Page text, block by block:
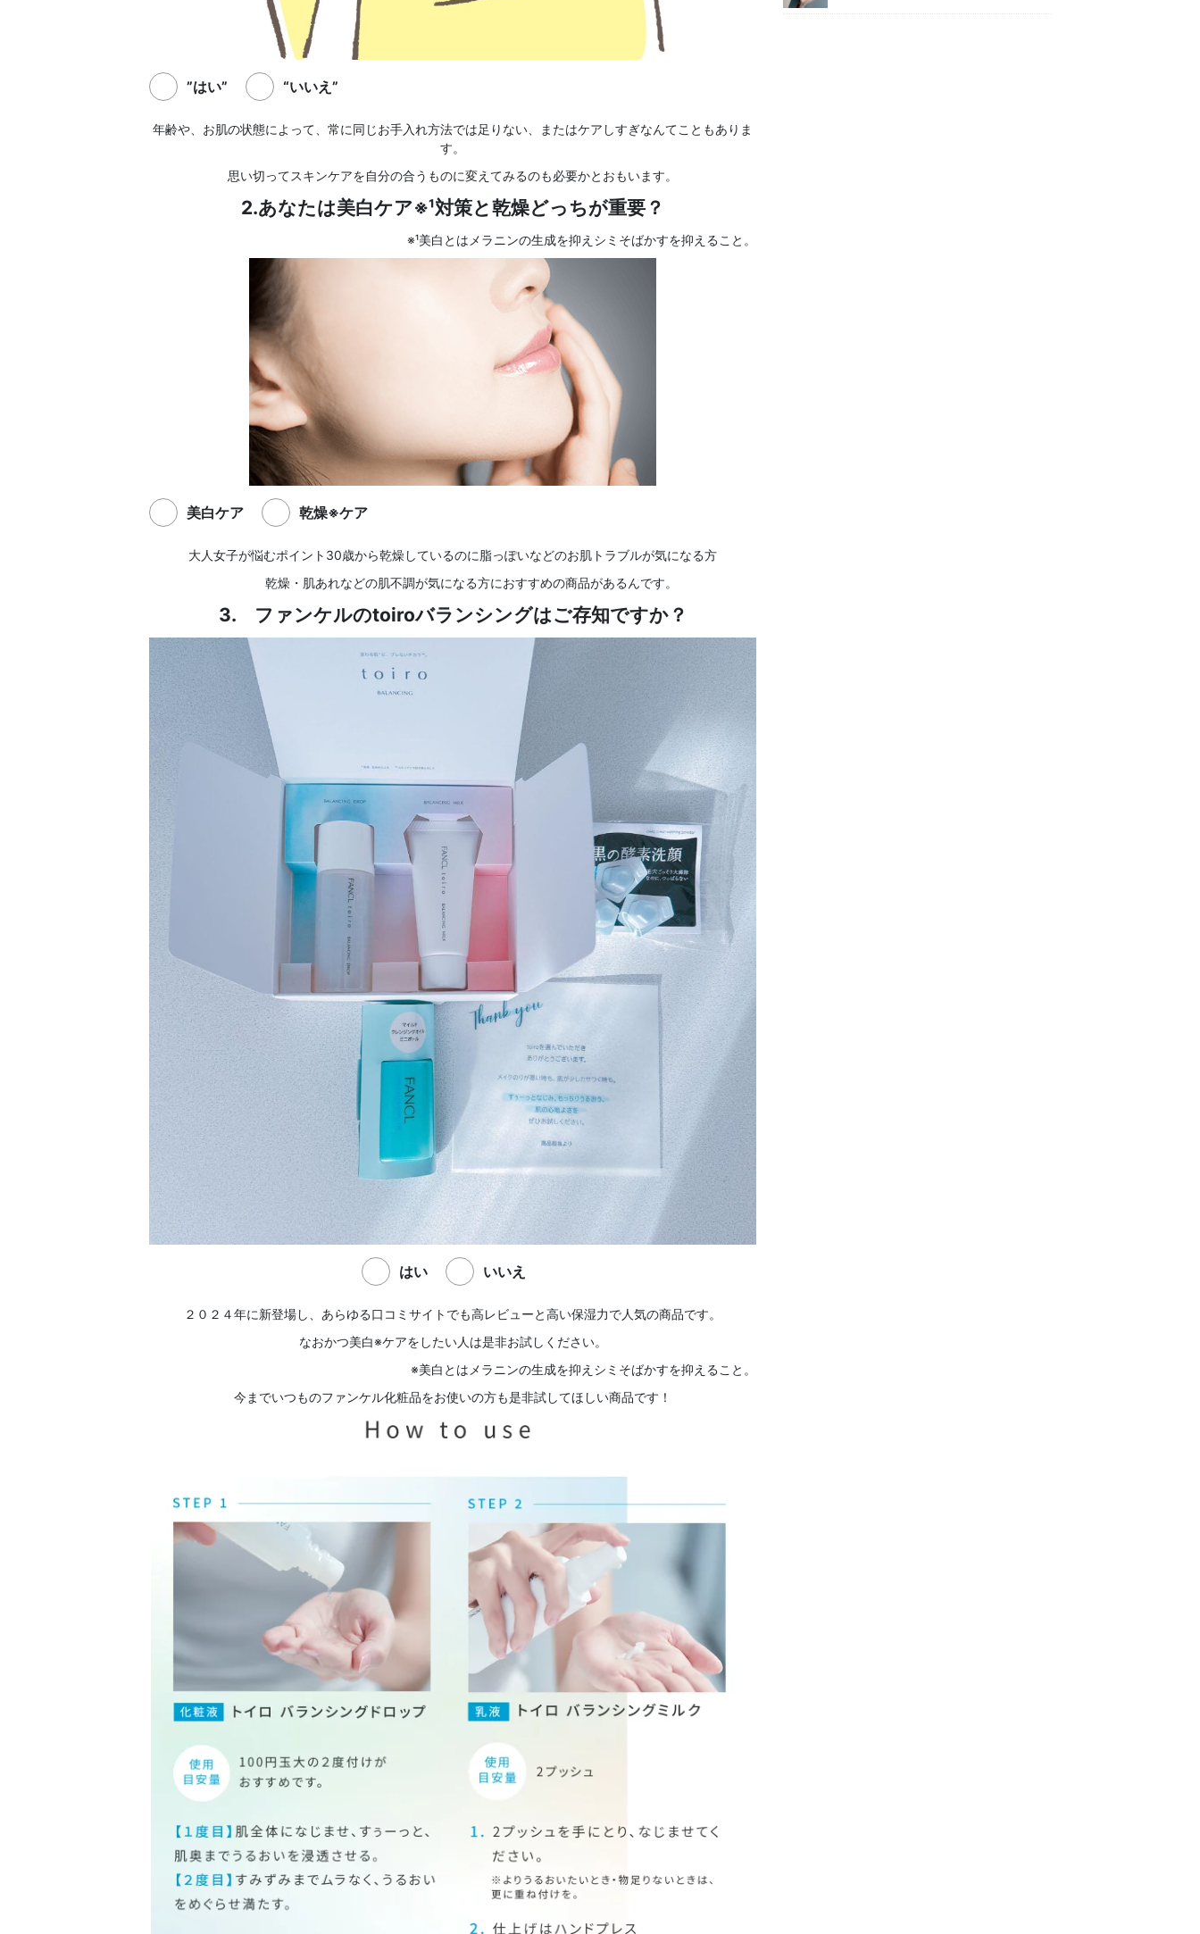
”はい” “いいえ”
年齢や、お肌の状態によって、常に同じお手入れ方法では足りない、またはケアしすぎなんてこともありま
す。
思い切ってスキンケアを自分の合うものに変えてみるのも必要かとおもいます。
2.あなたは美白ケア※¹対策と乾燥どっちが重要？
※¹美白とはメラニンの生成を抑えシミそばかすを抑えること。
美白ケア 乾燥※ケア
大人女子が悩むポイント30歳から乾燥しているのに脂っぽいなどのお肌トラブルが気になる方
乾燥・肌あれなどの肌不調が気になる方におすすめの商品があるんです。
3. ファンケルのtoiroバランシングはご存知ですか？
はい いいえ
２０２４年に新登場し、あらゆる口コミサイトでも高レビューと高い保湿力で人気の商品です。
なおかつ美白※ケアをしたい人は是非お試しください。
※美白とはメラニンの生成を抑えシミそばかすを抑えること。
今までいつものファンケル化粧品をお使いの方も是非試してほしい商品です！